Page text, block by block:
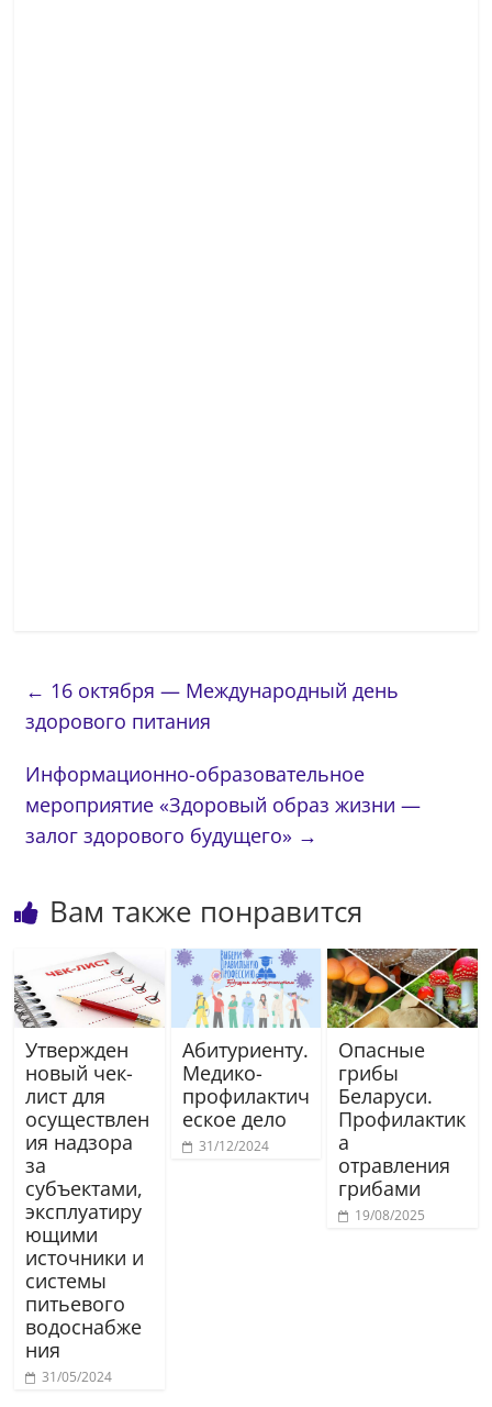
← 16 октября — Международный день
здорового питания
Информационно-образовательное
мероприятие «Здоровый образ жизни —
залог здорового будущего» →
Вам также понравится
Утвержден
новый чек-
лист для
осуществлен
ия надзора
за
субъектами,
эксплуатиру
ющими
источники и
системы
питьевого
водоснабже
ния
31/05/2024
Абитуриенту.
Медико-
профилактич
еское дело
31/12/2024
Опасные
грибы
Беларуси.
Профилактик
а
отравления
грибами
19/08/2025